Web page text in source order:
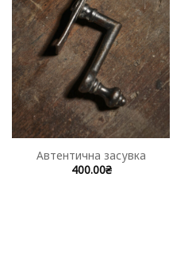
Автентична засувка
400.00₴